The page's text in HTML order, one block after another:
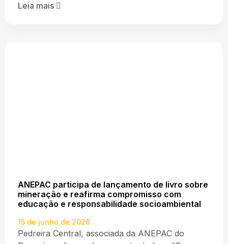
Leia mais
ANEPAC participa de lançamento de livro sobre
mineração e reafirma compromisso com
educação e responsabilidade socioambiental
15 de junho de 2026
Pedreira Central, associada da ANEPAC do